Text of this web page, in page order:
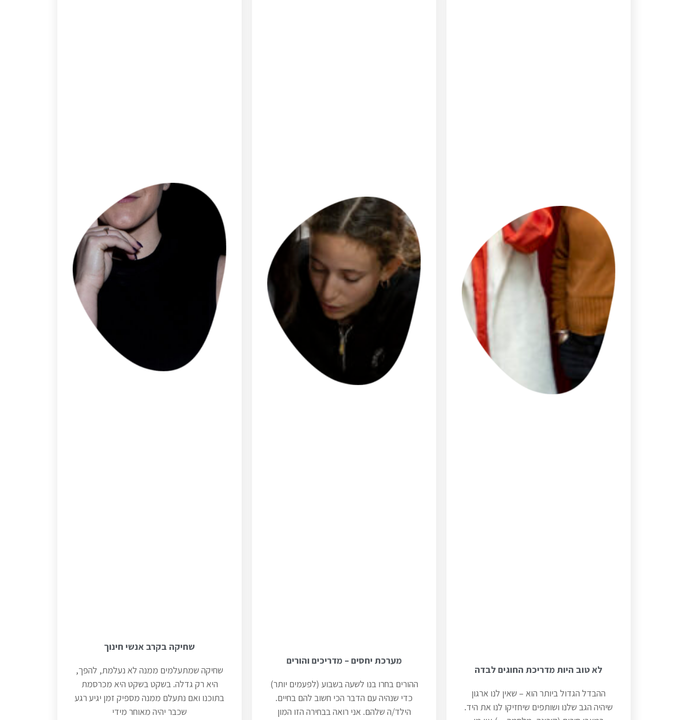
שחיקה בקרב אנשי חינוך
שחיקה שמתעלמים ממנה לא נעלמת, להפך,
היא רק גדלה. בשקט בשקט היא מכרסמת
בתוכנו ואם נתעלם ממנה מספיק זמן יגיע רגע
שכבר יהיה מאוחר מידי
מערכת יחסים – מדריכים והורים
ההורים בחרו בנו לשעה בשבוע (לפעמים יותר)
כדי שנהיה עם הדבר הכי חשוב להם בחיים.
הילד/ה שלהם. אני רואה בבחירה הזו המון
לא טוב היות מדריכת החוגים לבדה
ההבדל הגדול ביותר הוא – שאין לנו ארגון
שיהיה הגב שלנו ושותפים שיחזיקו לנו את היד.